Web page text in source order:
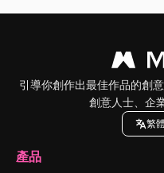
引導你創作出最佳作品的創
創意人士、企
繁
產品